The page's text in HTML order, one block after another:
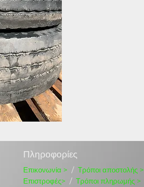
Πληροφορίες
Επικονωνία > / Τρόποι αποστολής >
Επιστροφές> / Τρόποι πληρωμής >